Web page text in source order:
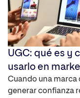
UGC: qué es y
usarlo en
Cuando una marca
generar confianza